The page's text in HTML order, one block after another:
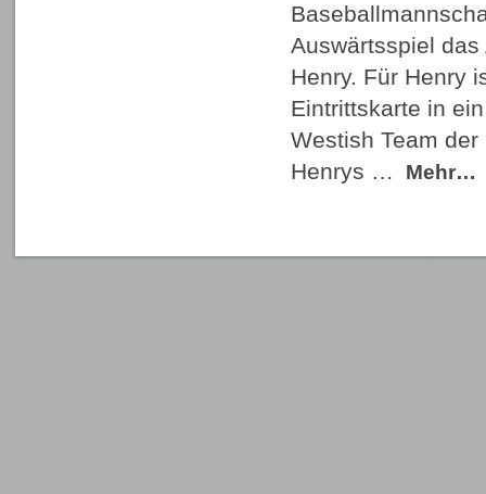
Auswärtsspiel
Henry. Für Henry
Eintrittskarte in
Westish Team
Henrys …
Mehr…